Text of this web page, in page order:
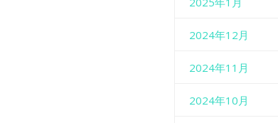
2024年12月
2024年11月
2024年10月